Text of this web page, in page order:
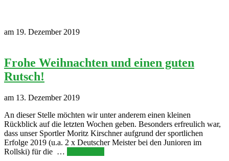
am 19. Dezember 2019
Frohe Weihnachten und einen guten
Rutsch!
am 13. Dezember 2019
An dieser Stelle möchten wir unter anderem einen kleinen
Rückblick auf die letzten Wochen geben. Besonders erfreulich war,
dass unser Sportler Moritz Kirschner aufgrund der sportlichen
Erfolge 2019 (u.a. 2 x Deutscher Meister bei den Junioren im
Rollski) für die …